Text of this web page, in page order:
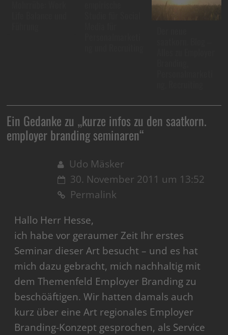
Ein Gedanke zu „kurze infos zu den saatkorn.
employer branding seminaren“
Udo Mäsker
30. November 2011 um 13:52
Permalink
Hallo Herr Hesse,
ich habe vor geraumer Zeit Ihr erstes
Seminar dieser Art besucht – und es hat
mich dazu gebracht, mich nachhaltig mit
dem Themenfeld Employer Branding zu
beschöäftigen. Wir hatten damals auch
kurz über eine Art regionales Employer
Branding-Konzept gesprochen, als Service